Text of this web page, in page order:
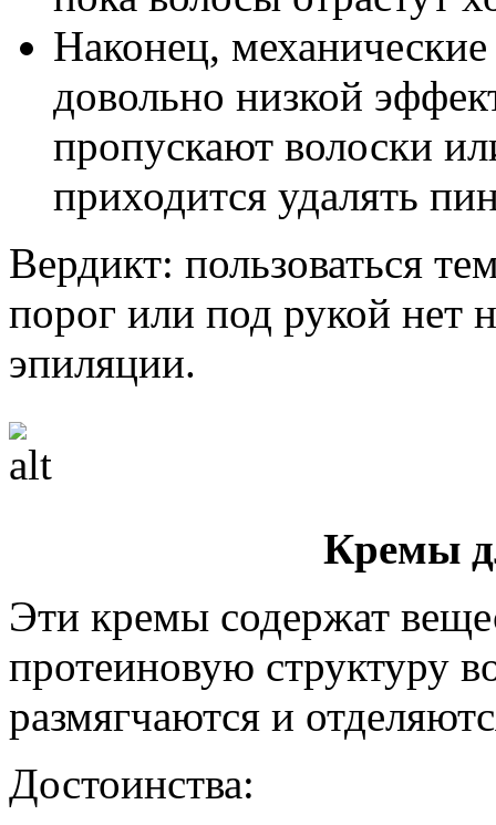
Наконец,
довольно низкой
пропускают волоски
приходится удалять
Вердикт: пользоваться
порог или под рукой нет
эпиляции.
Кремы
Эти кремы содержат
протеиновую структуру
размягчаются и
Достоинства: